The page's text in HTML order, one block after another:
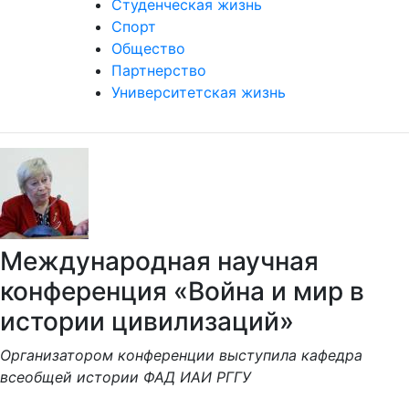
Студенческая жизнь
Спорт
Общество
Партнерство
Университетская жизнь
Международная научная
конференция «Война и мир в
истории цивилизаций»
Организатором конференции выступила кафедра
всеобщей истории ФАД ИАИ РГГУ